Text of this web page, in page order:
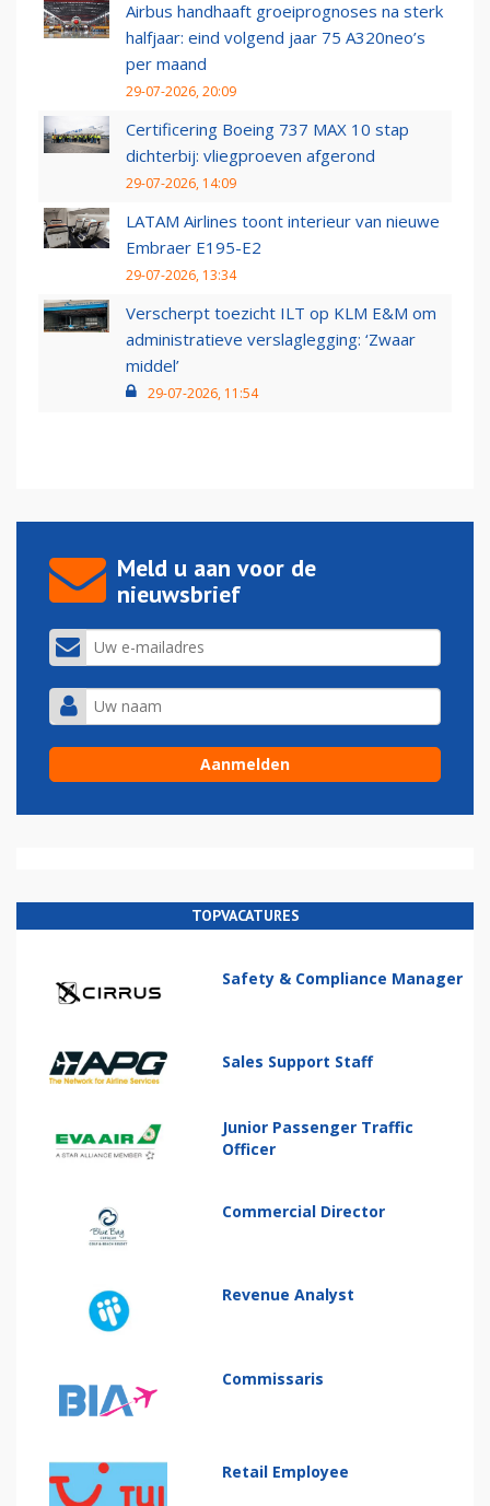
Airbus handhaaft groeiprognoses na sterk
halfjaar: eind volgend jaar 75 A320neo’s
per maand
29-07-2026, 20:09
Certificering Boeing 737 MAX 10 stap
dichterbij: vliegproeven afgerond
29-07-2026, 14:09
LATAM Airlines toont interieur van nieuwe
Embraer E195-E2
29-07-2026, 13:34
Verscherpt toezicht ILT op KLM E&M om
administratieve verslaglegging: ‘Zwaar
middel’
29-07-2026, 11:54
Meld u aan voor de
nieuwsbrief
TOPVACATURES
Safety & Compliance Manager
Sales Support Staff
Junior Passenger Traffic
Officer
Commercial Director
Revenue Analyst
Commissaris
Retail Employee